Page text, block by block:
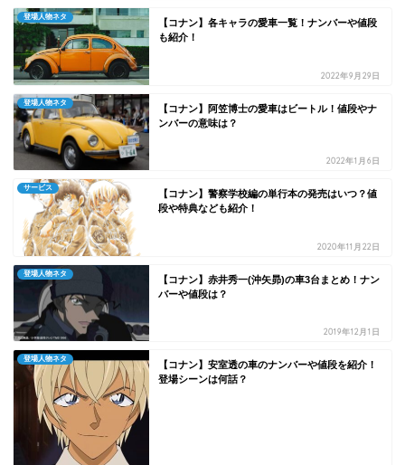
登場人物ネタ
【コナン】各キャラの愛車一覧！ナンバーや値段
も紹介！
2022年9月29日
登場人物ネタ
【コナン】阿笠博士の愛車はビートル！値段やナ
ンバーの意味は？
2022年1月6日
サービス
【コナン】警察学校編の単行本の発売はいつ？値
段や特典なども紹介！
2020年11月22日
登場人物ネタ
【コナン】赤井秀一(沖矢昴)の車3台まとめ！ナン
バーや値段は？
2019年12月1日
登場人物ネタ
【コナン】安室透の車のナンバーや値段を紹介！
登場シーンは何話？